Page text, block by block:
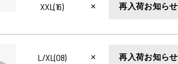
XXL(16) × 再入荷お知らせ
L/XL(08) × 再入荷お知らせ